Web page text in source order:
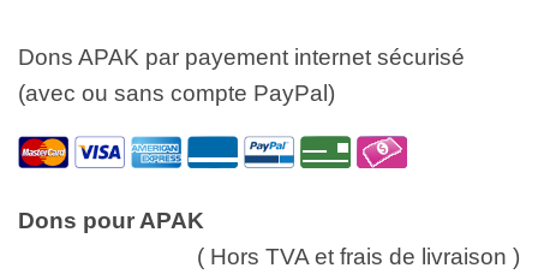
Dons APAK par payement internet sécurisé
(avec ou sans compte PayPal)
Dons pour APAK
( Hors TVA et frais de livraison )